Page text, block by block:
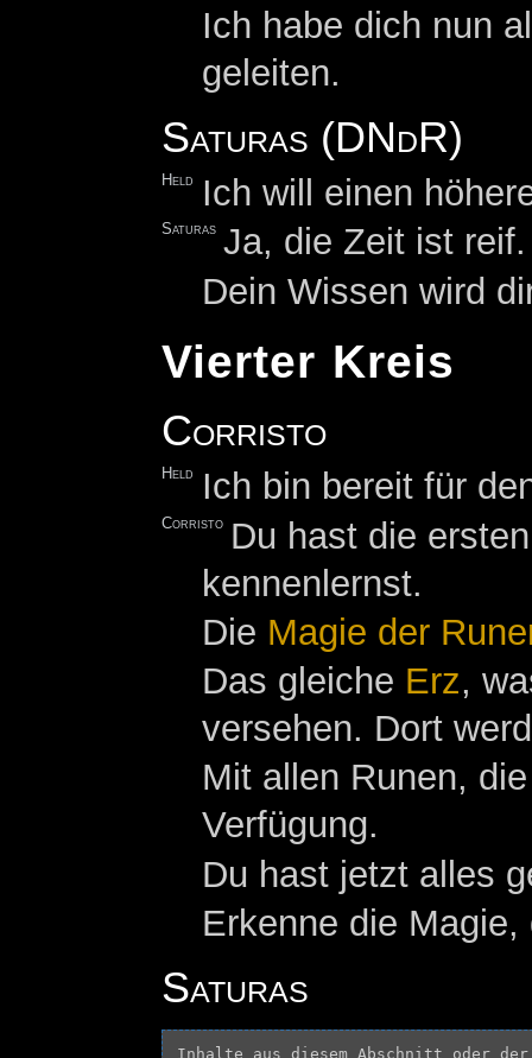
Ich habe dich nun
geleiten.
Saturas (DNdR)
Held Ich will einen
Saturas Ja, die Zeit ist
Dein Wissen wird
Vierter Kreis
Corristo
Held Ich bin bereit für
Corristo Du hast die
kennenlernst.
Die Magie der
Das gleiche Erz,
versehen. Dort
Mit allen Runen,
Verfügung.
Du hast jetzt alles
Erkenne die
Saturas
Inhalte aus diesem Abschnitt oder